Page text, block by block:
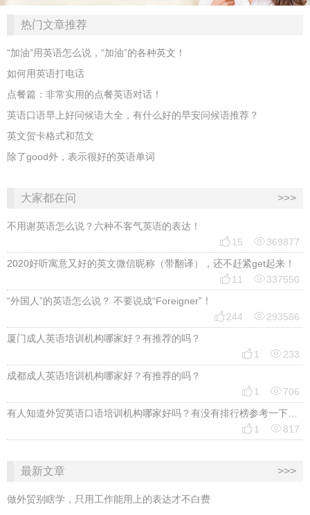
热门文章推荐
“加油”用英语怎么说，“加油”的各种英文！
如何用英语打电话
点餐篇：非常实用的点餐英语对话！
英语口语早上好问候语大全，有什么好的早安问候语推荐？
英文贺卡格式和范文
除了good外，表示很好的英语单词
大家都在问 >>>
不用谢英语怎么说？六种不客气英语的表达！
 15 369877
2020好听寓意又好的英文微信昵称（带翻译），还不赶紧get起来！
 11 337550
“外国人”的英语怎么说？ 不要说成“Foreigner”！
 244 293586
厦门成人英语培训机构哪家好？有推荐的吗？
 1 233
成都成人英语培训机构哪家好？有推荐的吗？
 1 706
有人知道外贸英语口语培训机构哪家好吗？有没有排行榜参考一下？最好说下费用
 1 817
最新文章 >>>
做外贸别瞎学，只用工作能用上的表达才不白费